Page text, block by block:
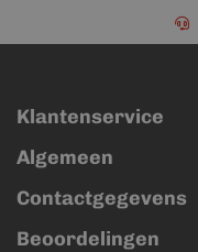
Klantenservice
Algemeen
Contactgegevens
Beoordelingen